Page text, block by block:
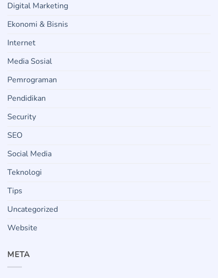
Digital Marketing
Ekonomi & Bisnis
Internet
Media Sosial
Pemrograman
Pendidikan
Security
SEO
Social Media
Teknologi
Tips
Uncategorized
Website
META